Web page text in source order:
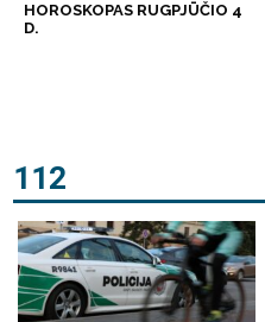
HOROSKOPAS RUGPJŪČIO 4
D.
112